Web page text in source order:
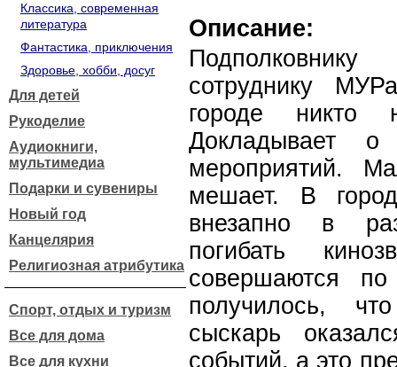
Классика, современная
литература
Фантастика, приключения
Здоровье, хобби, досуг
Для детей
Рукоделие
Аудиокниги,
мультимедиа
Подарки и сувениры
Новый год
Канцелярия
Религиозная атрибутика
Спорт, отдых и туризм
Все для дома
Все для кухни
Описание:
сотруднику
городе никто
Докладывает о
мероприятий.
мешает. В
внезапно в
погибать
совершаются
получилось,
сыскарь
событий, а это